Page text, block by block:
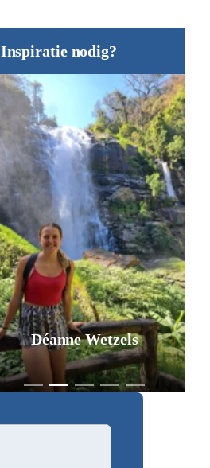
Inspiratie nodig?
Déanne Wetzels